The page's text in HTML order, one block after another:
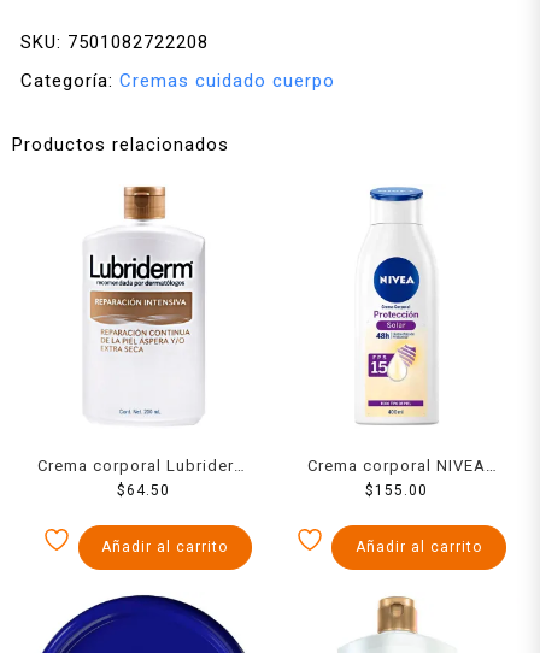
SKU: 7501082722208
Categoría: Cremas cuidado cuerpo
Productos relacionados
Crema corporal Lubriderm
reparación intensiva 200
$64.50
Añadir al carrito
Crema corporal NIVEA
humectante protección
$155.00
Añadir al carrito